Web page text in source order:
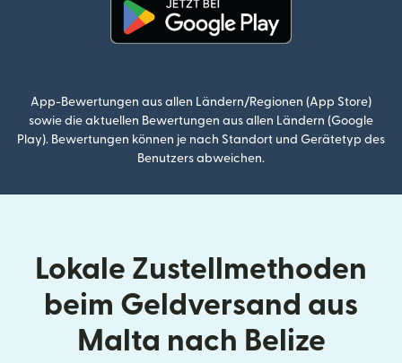
App-Bewertungen aus allen Ländern/Regionen (App Store)
sowie die aktuellen Bewertungen aus allen Ländern (Google
Play). Bewertungen können je nach Standort und Gerätetyp des
Benutzers abweichen.
Lokale Zustellmethoden
beim Geldversand aus
Malta nach Belize